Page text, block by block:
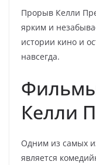
Прорыв Келли
ярким и
истории кино и
навсегда.
Келли
Одним из самых
является